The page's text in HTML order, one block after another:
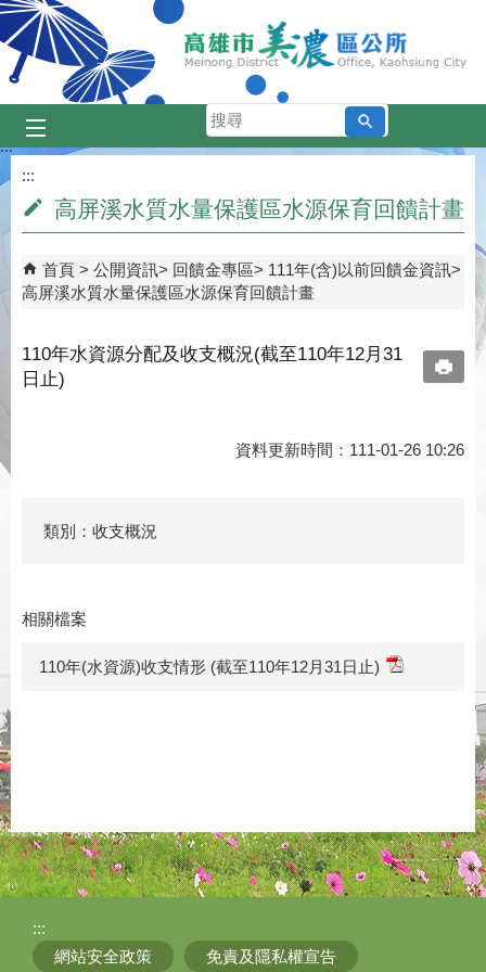
跳到主要內容區塊
搜
尋
:::
:::
高屏溪水質水量保護區水源保育回饋計畫
首頁 公開資訊 回饋金專區
111年(含)以前回饋金資訊
高屏溪水質水量保護區水源保育回饋計畫
110年水資源分配及收支概況(截至110年12月31
日止)
資料更新時間：111-01-26 10:26
類別：收支概況
相關檔案
110年(水資源)收支情形 (截至110年12月31日止)
:::
網站安全政策
免責及隱私權宣告